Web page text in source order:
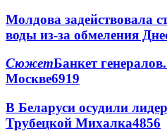
Молдова задействовала
воды из-за обмеления
СюжетБанкет
Москве6919
В Беларуси осудили
Трубецкой Михалка4856